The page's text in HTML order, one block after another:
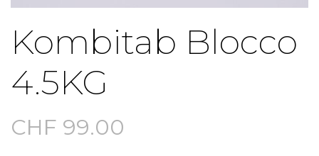
Kombitab Blocco
4.5KG
CHF 99.00